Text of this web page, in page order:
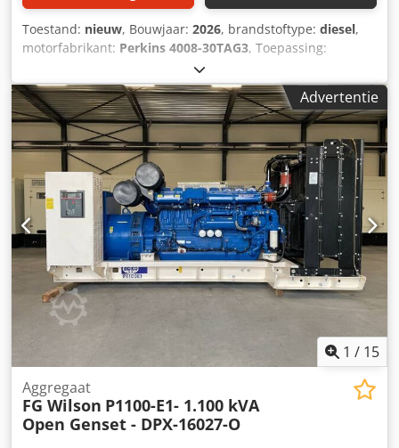
Toestand: nieuw, Bouwjaar: 2026, brandstoftype: diesel,
motorfabrikant: Perkins 4008-30TAG3, Toepassing:
bouwsector Leeggewicht: 7.753 kg Generatorvermogen:
1.250 kVA Laadruim afmetingen: 479 x 226 x 207 cm CE-
markering: ja Land van productie: CN Neem contact op
met Team DPX voor meer informatie. Dodsyqmh Ujpfx
Acaekr = Extra opties en accessoires = - Accu -
Bedieningspaneel
Advertentie
1 / 15
Aggregaat
FG Wilson P1100-E1- 1.100 kVA
Open Genset - DPX-16027-O